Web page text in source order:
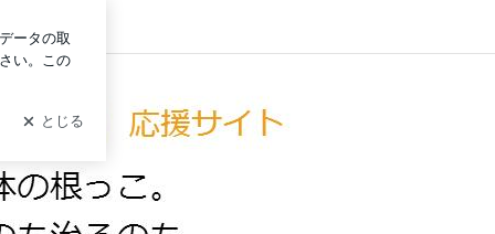
イン